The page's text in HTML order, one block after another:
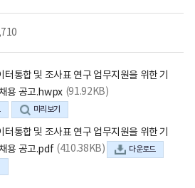
터통합 및 조사표 연구 업무지원을 위한 기
용 공고.hwpx (91.92KB)
미리보기
터통합 및 조사표 연구 업무지원을 위한 기
용 공고.pdf (410.38KB)
다운로드